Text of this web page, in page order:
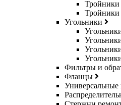
Тройники
Угольники
Фильтры и
Фланцы
Универсальные